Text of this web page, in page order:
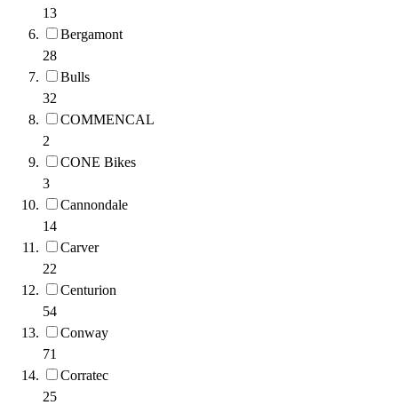
13
Bergamont
28
Bulls
32
COMMENCAL
2
CONE Bikes
3
Cannondale
14
Carver
22
Centurion
54
Conway
71
Corratec
25